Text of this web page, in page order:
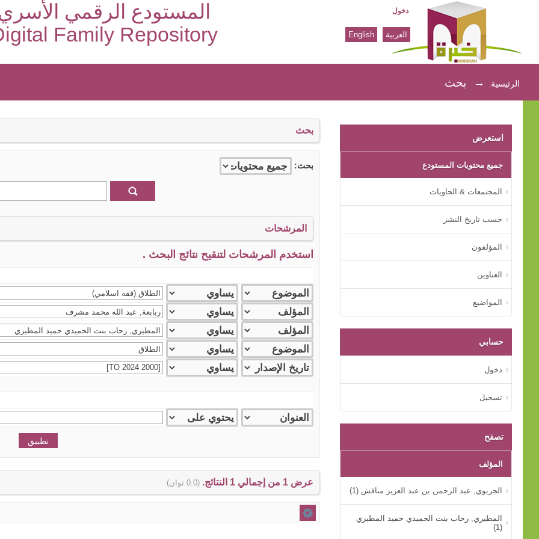
المستودع الرقمي
Family Repository
بحث
دخول
العربية English
الرئيسية → بحث
بحث
بحث:
المرشحات
استخدم المرشحات لتنقيح نتائج البحث .
عرض 1 من إجمالي 1 النتائج. (0.0 ثوان)
استعرض
جميع محتويات المستودع
المجتمعات & الحاويات
حسب تاريخ النشر
المؤلفون
العناوين
المواضيع
حسابي
دخول
تسجيل
تصفح
المؤلف
الجريوي, عبد الرحمن بن عبد العزيز مناقش (1)
المطيري, رحاب بنت الحميدي حميد المطيري
(1)